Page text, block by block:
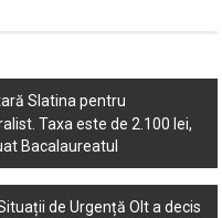
Slatina pentru
Taxa este de 2.100 lei,
Bacalaureatul
de Urgență Olt a decis